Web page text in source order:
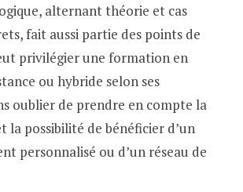
alternant théorie et cas
fait aussi partie des points de
privilégier une formation en
ou hybride selon ses
oublier de prendre en compte la
la possibilité de bénéficier d’un
personnalisé ou d’un réseau de